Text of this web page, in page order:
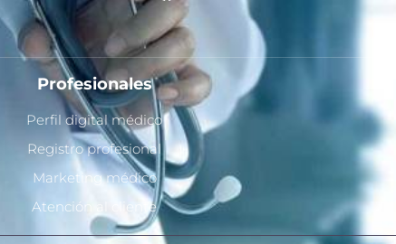
Profesionales
Perfil digital médico
Registro profesional
Marketing médico
Atención al cliente